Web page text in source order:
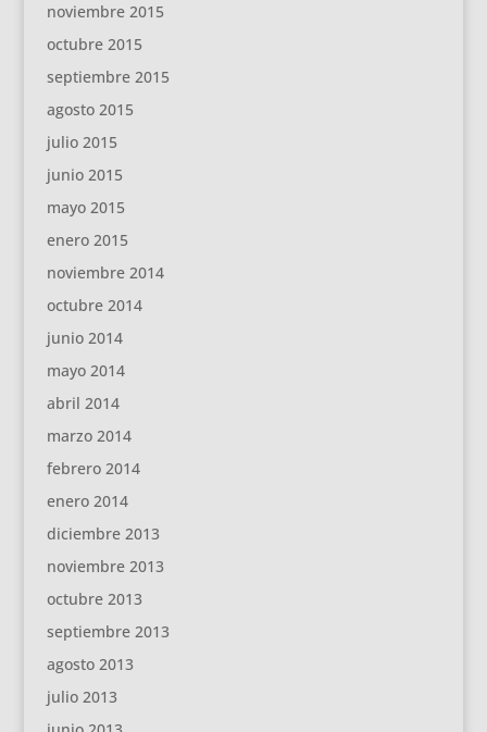
noviembre 2015
octubre 2015
septiembre 2015
agosto 2015
julio 2015
junio 2015
mayo 2015
enero 2015
noviembre 2014
octubre 2014
junio 2014
mayo 2014
abril 2014
marzo 2014
febrero 2014
enero 2014
diciembre 2013
noviembre 2013
octubre 2013
septiembre 2013
agosto 2013
julio 2013